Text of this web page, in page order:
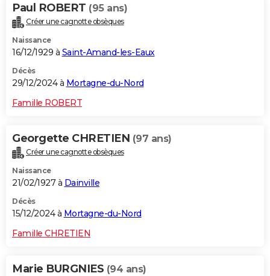
Paul ROBERT (95 ans)
Créer une cagnotte obsèques
Naissance
16/12/1929 à Saint-Amand-les-Eaux
Décès
29/12/2024 à Mortagne-du-Nord
Famille ROBERT
Georgette CHRETIEN (97 ans)
Créer une cagnotte obsèques
Naissance
21/02/1927 à Dainville
Décès
15/12/2024 à Mortagne-du-Nord
Famille CHRETIEN
Marie BURGNIES (94 ans)